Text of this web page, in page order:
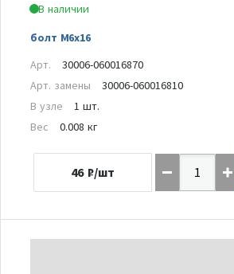
В наличии
болт M6x16
Арт.
30006-060016870
Арт. замены
30006-060016810
В узле
1 шт.
Вес
0.008 кг
46 ₽/шт